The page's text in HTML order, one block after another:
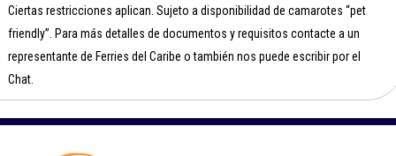
Ciertas restricciones aplican. Sujeto a disponibilidad de camarotes “pet
friendly”. Para más detalles de documentos y requisitos contacte a un
representante de Ferries del Caribe o también nos puede escribir por el
Chat.